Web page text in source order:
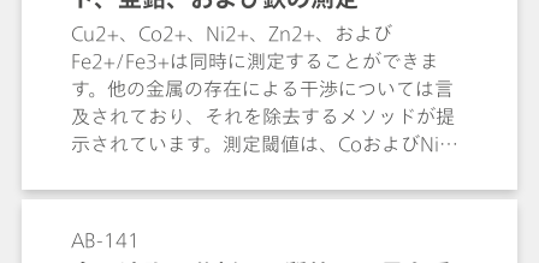
Cu2+、Co2+、Ni2+、Zn2+、および
Fe2+/Fe3+は同時に測定することができま
す。他の金属の存在による干渉については言
及されており、それを除去するメソッドが提
示されています。測定閾値は、CoおよびNiで
ぞれにおいては ρ = 50 µg/Lです。
AB-141